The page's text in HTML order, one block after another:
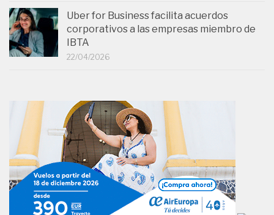
Uber for Business facilita acuerdos
corporativos a las empresas miembro de
IBTA
22/04/2026